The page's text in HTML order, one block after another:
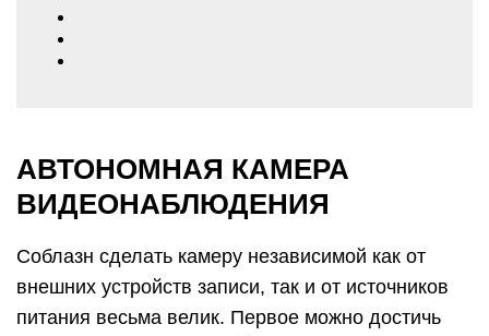
АВТОНОМНАЯ КАМЕРА
ВИДЕОНАБЛЮДЕНИЯ
Соблазн сделать камеру независимой как от
внешних устройств записи, так и от источников
питания весьма велик. Первое можно достичь